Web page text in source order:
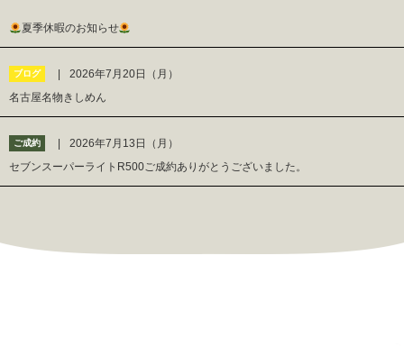
夏季休暇のお知らせ
ブログ
2026年7月20日（月）
名古屋名物きしめん
ご成約
2026年7月13日（月）
セブンスーパーライトR500ご成約ありがとうございました。